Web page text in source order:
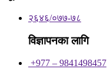
२६४६/०७७-७८
विज्ञापनका लागि
+977 – 9841498457